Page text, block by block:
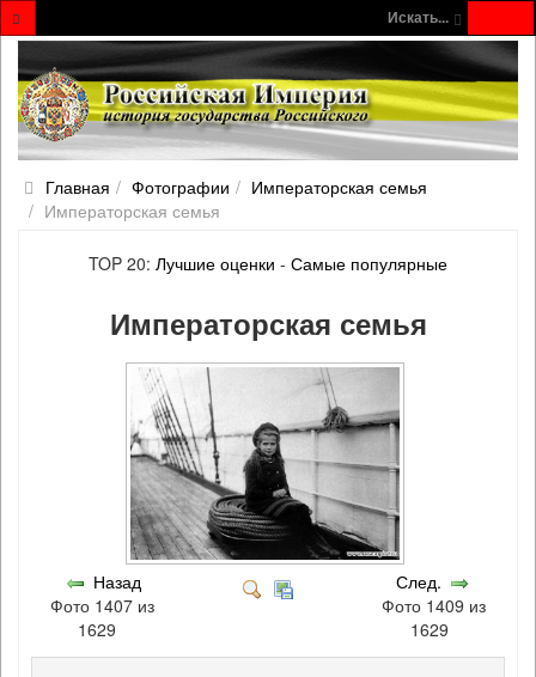
Искать...
Главная Фотографии
Императорская семья
Императорская семья
TOP 20: Лучшие оценки - Самые популярные
Императорская семья
Назад
Фото 1407 из
1629
След.
Фото 1409 из
1629